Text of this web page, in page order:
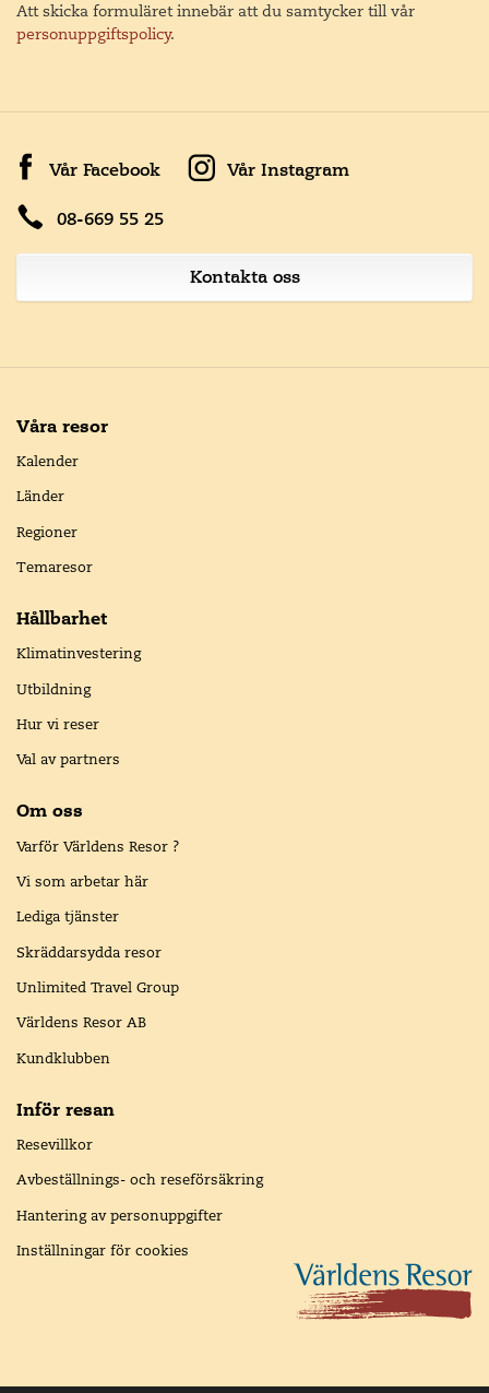
Att skicka formuläret innebär att du samtycker till vår
personuppgiftspolicy.
Vår Facebook Vår Instagram
08-669 55 25
Kontakta oss
Våra resor
Kalender
Länder
Regioner
Temaresor
Hållbarhet
Klimatinvestering
Utbildning
Hur vi reser
Val av partners
Om oss
Varför Världens Resor ?
Vi som arbetar här
Lediga tjänster
Skräddarsydda resor
Unlimited Travel Group
Världens Resor AB
Kundklubben
Inför resan
Resevillkor
Avbeställnings- och reseförsäkring
Hantering av personuppgifter
Inställningar för cookies